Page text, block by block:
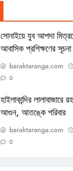
সোনাইয়ে যুব আপদা
আবাসিক প্রশিক্ষণের সূচনা
baraktaranga.com
0
হাইলাকান্দির লালাবাজারে
আগুন, আতঙ্কে পরিবার
baraktaranga.com
0